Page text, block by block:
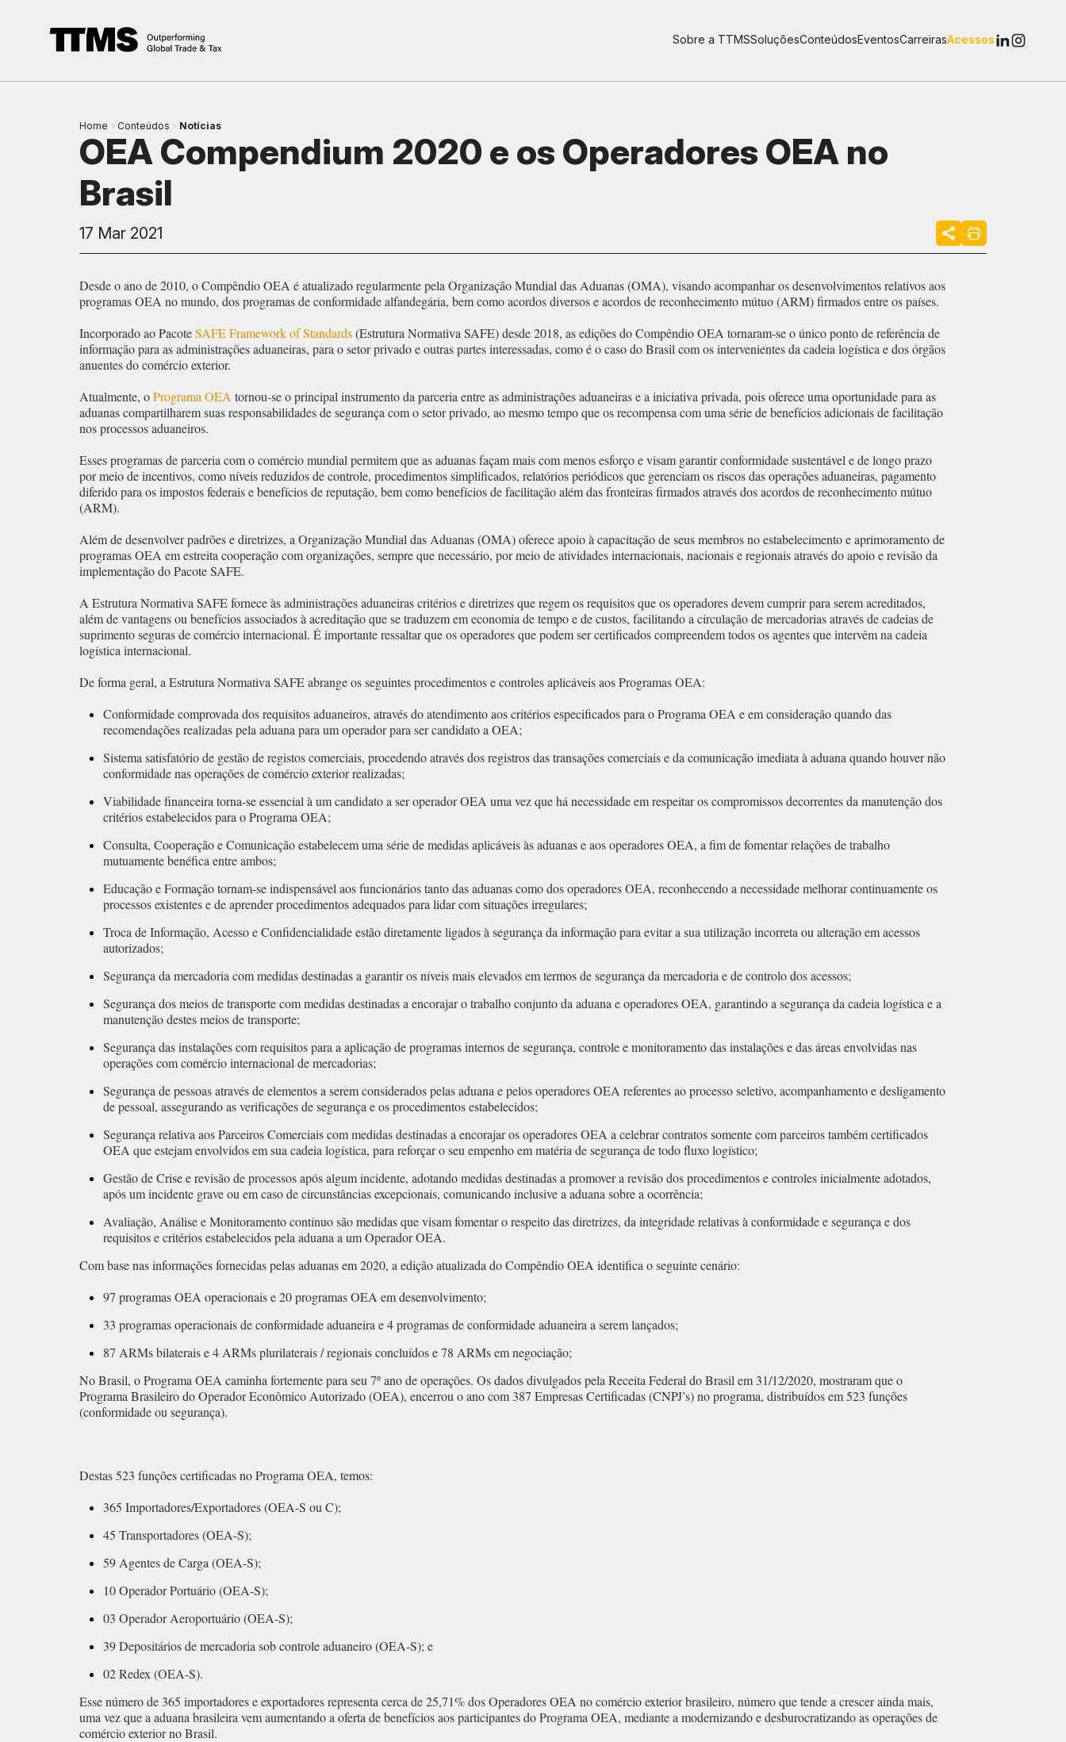
Sobre a TTMSSoluçõesConteúdosEventosCarreirasAcessos
Home Conteúdos Notícias
OEA Compendium 2020 e os Operadores OEA no
Brasil
17 Mar 2021
Desde o ano de 2010, o Compêndio OEA é atualizado regularmente pela Organização Mundial das Aduanas (OMA), visando acompanhar os desenvolvimentos relativos aos
programas OEA no mundo, dos programas de conformidade alfandegária, bem como acordos diversos e acordos de reconhecimento mútuo (ARM) firmados entre os países.
Incorporado ao PacoteSAFE Framework of Standards(Estrutura Normativa SAFE) desde 2018, as edições do Compêndio OEA tornaram-se o único ponto de referência de
informação para as administrações aduaneiras, para o setor privado e outras partes interessadas, como é o caso do Brasil com os intervenientes da cadeia logística e dos órgãos
anuentes do comércio exterior.
Atualmente, oPrograma OEA tornou-se o principal instrumento da parceria entre as administrações aduaneiras e a iniciativa privada, pois oferece uma oportunidade para as
aduanas compartilharem suas responsabilidades de segurança com o setor privado, ao mesmo tempo que os recompensa com uma série de benefícios adicionais de facilitação
nos processos aduaneiros.
Esses programas de parceria com o comércio mundial permitem que as aduanas façam mais com menos esforço e visam garantir conformidade sustentável e de longo prazo
por meio de incentivos, como níveis reduzidos de controle, procedimentos simplificados, relatórios periódicos que gerenciam os riscos das operações aduaneiras, pagamento
diferido para os impostos federais e benefícios de reputação, bem como benefícios de facilitação além das fronteiras firmados através dos acordos de reconhecimento mútuo
(ARM).
Além de desenvolver padrões e diretrizes, a Organização Mundial das Aduanas (OMA) oferece apoio à capacitação de seus membros no estabelecimento e aprimoramento de
programas OEA em estreita cooperação com organizações, sempre que necessário, por meio de atividades internacionais, nacionais e regionais através do apoio e revisão da
implementação do Pacote SAFE.
A Estrutura Normativa SAFE fornece às administrações aduaneiras critérios e diretrizes que regem os requisitos que os operadores devem cumprir para serem acreditados,
além de vantagens ou benefícios associados à acreditação que se traduzem em economia de tempo e de custos, facilitando a circulação de mercadorias através de cadeias de
suprimento seguras de comércio internacional. É importante ressaltar que os operadores que podem ser certificados compreendem todos os agentes que intervêm na cadeia
logística internacional.
De forma geral, a Estrutura Normativa SAFE abrange os seguintes procedimentos e controles aplicáveis aos Programas OEA:
Conformidade comprovada dos requisitos aduaneiros, através do atendimento aos critérios especificados para o Programa OEA e em consideração quando das
recomendações realizadas pela aduana para um operador para ser candidato a OEA;
Sistema satisfatório de gestão de registos comerciais, procedendo através dos registros das transações comerciais e da comunicação imediata à aduana quando houver não
conformidade nas operações de comércio exterior realizadas;
Viabilidade financeira torna-se essencial à um candidato a ser operador OEA uma vez que há necessidade em respeitar os compromissos decorrentes da manutenção dos
critérios estabelecidos para o Programa OEA;
Consulta, Cooperação e Comunicação estabelecem uma série de medidas aplicáveis às aduanas e aos operadores OEA, a fim de fomentar relações de trabalho
mutuamente benéfica entre ambos;
Educação e Formação tornam-se indispensável aos funcionários tanto das aduanas como dos operadores OEA, reconhecendo a necessidade melhorar continuamente os
processos existentes e de aprender procedimentos adequados para lidar com situações irregulares;
Troca de Informação, Acesso e Confidencialidade estão diretamente ligados à segurança da informação para evitar a sua utilização incorreta ou alteração em acessos
autorizados;
Segurança da mercadoria com medidas destinadas a garantir os níveis mais elevados em termos de segurança da mercadoria e de controlo dos acessos;
Segurança dos meios de transporte com medidas destinadas a encorajar o trabalho conjunto da aduana e operadores OEA, garantindo a segurança da cadeia logística e a
manutenção destes meios de transporte;
Segurança das instalações com requisitos para a aplicação de programas internos de segurança, controle e monitoramento das instalações e das áreas envolvidas nas
operações com comércio internacional de mercadorias;
Segurança de pessoas através de elementos a serem considerados pelas aduana e pelos operadores OEA referentes ao processo seletivo, acompanhamento e desligamento
de pessoal, assegurando as verificações de segurança e os procedimentos estabelecidos;
Segurança relativa aos Parceiros Comerciais com medidas destinadas a encorajar os operadores OEA a celebrar contratos somente com parceiros também certificados
OEA que estejam envolvidos em sua cadeia logística, para reforçar o seu empenho em matéria de segurança de todo fluxo logístico;
Gestão de Crise e revisão de processos após algum incidente, adotando medidas destinadas a promover a revisão dos procedimentos e controles inicialmente adotados,
após um incidente grave ou em caso de circunstâncias excepcionais, comunicando inclusive a aduana sobre a ocorrência;
Avaliação, Análise e Monitoramento contínuo são medidas que visam fomentar o respeito das diretrizes, da integridade relativas à conformidade e segurança e dos
requisitos e critérios estabelecidos pela aduana a um Operador OEA.
Com base nas informações fornecidas pelas aduanas em 2020, a edição atualizada do Compêndio OEA identifica o seguinte cenário:
97 programas OEA operacionais e 20 programas OEA em desenvolvimento;
33 programas operacionais de conformidade aduaneira e 4 programas de conformidade aduaneira a serem lançados;
87 ARMs bilaterais e 4 ARMs plurilaterais / regionais concluídos e 78 ARMs em negociação;
No Brasil, o Programa OEA caminha fortemente para seu 7º ano de operações. Os dados divulgados pela Receita Federal do Brasil em 31/12/2020, mostraram que o
Programa Brasileiro do Operador Econômico Autorizado (OEA), encerrou o ano com 387 Empresas Certificadas (CNPJ’s) no programa, distribuídos em 523 funções
(conformidade ou segurança).
Destas 523 funções certificadas no Programa OEA, temos:
365 Importadores/Exportadores (OEA-S ou C);
45 Transportadores (OEA-S);
59 Agentes de Carga (OEA-S);
10 Operador Portuário (OEA-S);
03 Operador Aeroportuário (OEA-S);
39 Depositários de mercadoria sob controle aduaneiro (OEA-S); e
02 Redex (OEA-S).
Esse número de 365 importadores e exportadores representa cerca de 25,71% dos Operadores OEA no comércio exterior brasileiro, número que tende a crescer ainda mais,
uma vez que a aduana brasileira vem aumentando a oferta de benefícios aos participantes do Programa OEA, mediante a modernizando e desburocratizando as operações de
comércio exterior no Brasil.